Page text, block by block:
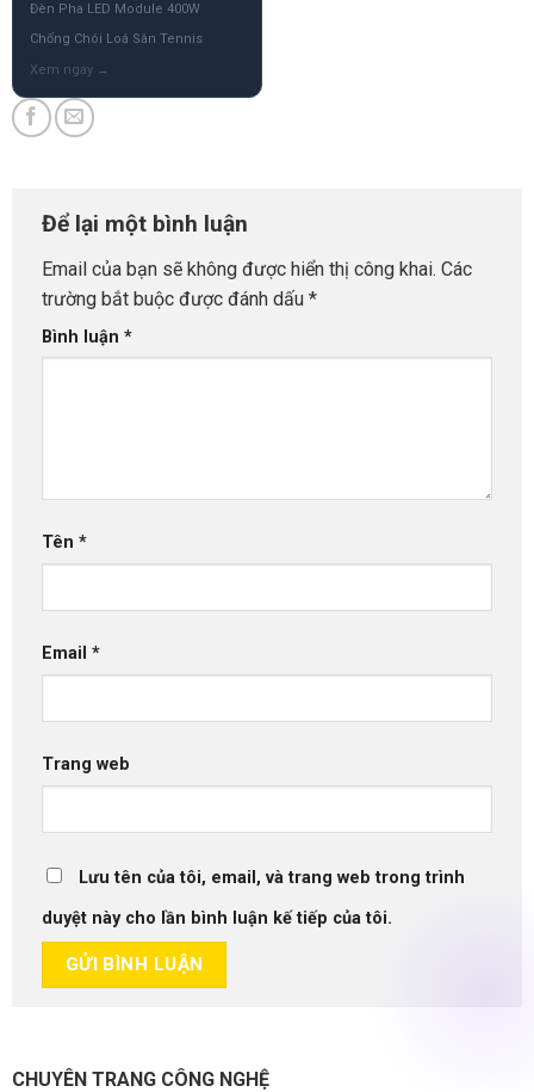
Đèn Pha LED Module 400W
Chống Chói Loá Sân Tennis
Để lại một bình luận
Email của bạn sẽ không được hiển thị công khai. Các
trường bắt buộc được đánh dấu *
Bình luận *
Tên *
Email *
Trang web
Lưu tên của tôi, email, và trang web trong trình
duyệt này cho lần bình luận kế tiếp của tôi.
CHUYÊN TRANG CÔNG NGHỆ